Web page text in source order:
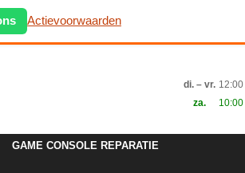
Actievoorwaarden
di. – vr.
za.
GAME CONSOLE REPARATIE